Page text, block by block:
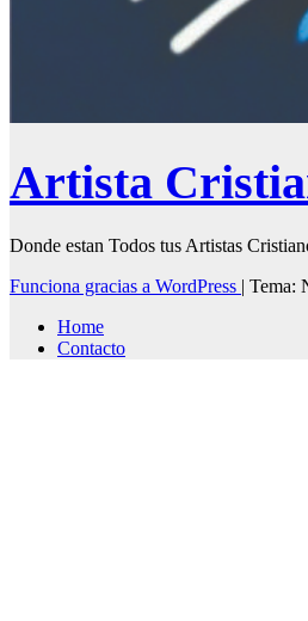
Artista
Donde estan Todos tus Artistas
Funciona gracias a WordPress | Tema:
Home
Contacto